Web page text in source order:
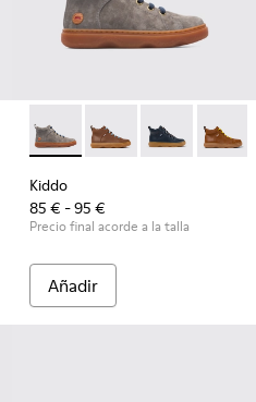
- Multicolor
Kiddo - K900189-003 - Grey
Kiddo - K900189-028
Kiddo -Kiddo
Kiddo
85 € - 95 €
Precio final acorde a la talla
Añadir